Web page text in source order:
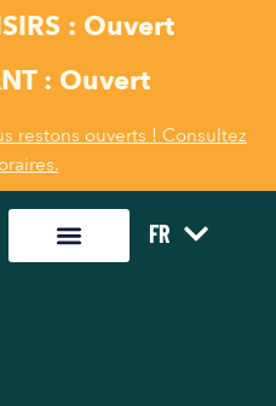
: Ouvert
: Ouvert
restons ouverts ! Consultez
FR